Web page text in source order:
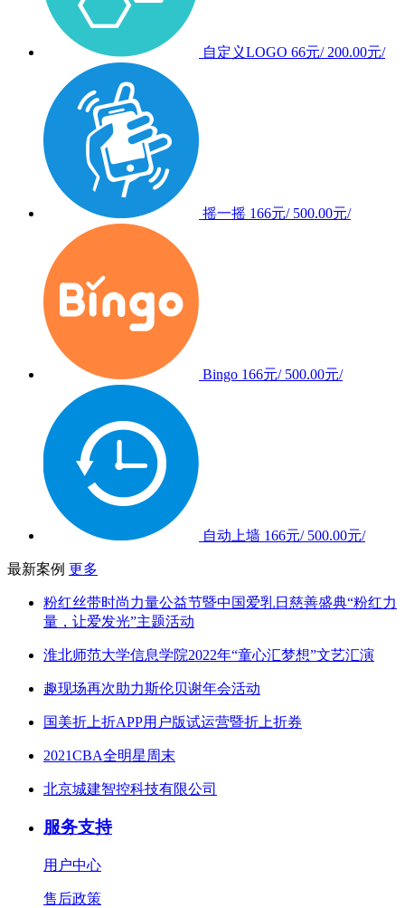
自定义LOGO 66元/ 200.00元/
摇一摇 166元/ 500.00元/
Bingo 166元/ 500.00元/
自动上墙 166元/ 500.00元/
最新案例 更多
粉红丝带时尚力量公益节暨中国爱乳日慈善盛典“粉红力
量，让爱发光”主题活动
淮北师范大学信息学院2022年“童心汇梦想”文艺汇演
趣现场再次助力斯伦贝谢年会活动
国美折上折APP用户版试运营暨折上折券
2021CBA全明星周末
北京城建智控科技有限公司
服务支持
用户中心
售后政策